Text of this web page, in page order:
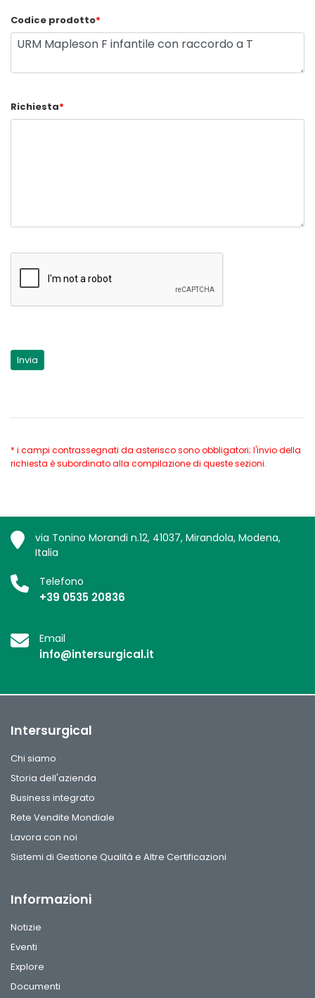
Codice prodotto*
Richiesta*
* i campi contrassegnati da asterisco sono obbligatori; l'invio della
richiesta è subordinato alla compilazione di queste sezioni.
via Tonino Morandi n.12, 41037, Mirandola, Modena,
Italia
Telefono
+39 0535 20836
Email
info@intersurgical.it
Intersurgical
Chi siamo
Storia dell'azienda
Business integrato
Rete Vendite Mondiale
Lavora con noi
Sistemi di Gestione Qualità e Altre Certificazioni
Informazioni
Notizie
Eventi
Explore
Documenti